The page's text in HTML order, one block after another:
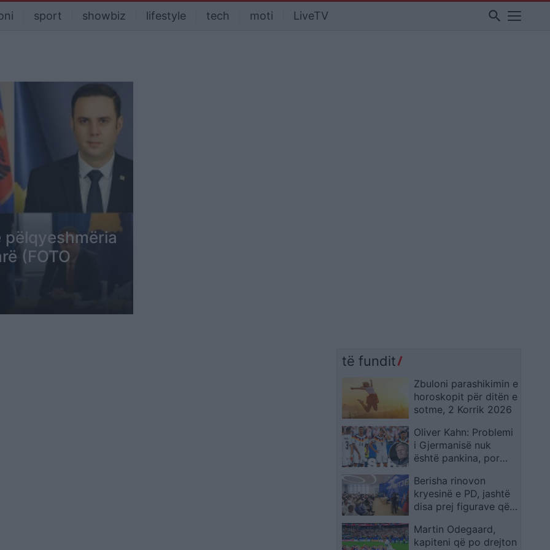
sport showbiz lifestyle tech moti LiveTV search
pëlqyeshmëria
(FOTO
të fundit
Zbuloni parashikimin e
horoskopit për ditën e
sotme, 2 Korrik 2026
Oliver Kahn: Problemi
i Gjermanisë nuk
është pankina, por
që marrin përgjegjësi
Berisha rinovon
kryesinë e PD, jashtë
disa prej figurave që e
Rithemelim
Martin Odegaard,
kapiteni që po drejton